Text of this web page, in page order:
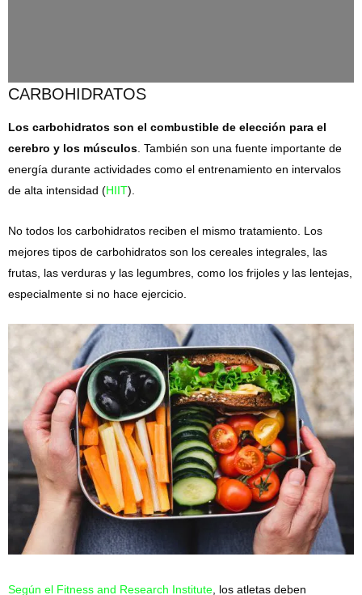
CARBOHIDRATOS
Los carbohidratos son el combustible de elección para el
cerebro y los músculos . También son una fuente importante de
energía durante actividades como el entrenamiento en intervalos
de alta intensidad (HIIT).
No todos los carbohidratos reciben el mismo tratamiento. Los
mejores tipos de carbohidratos son los cereales integrales, las
frutas, las verduras y las legumbres, como los frijoles y las lentejas,
especialmente si no hace ejercicio.
Según el Fitness and Research Institute , los atletas deben